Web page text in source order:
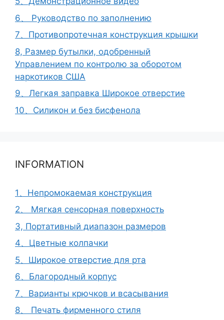
6、 Руководство по заполнению
7、Противопротечная конструкция крышки
8, Размер бутылки, одобренный
Управлением по контролю за оборотом
наркотиков США
9、Легкая заправка Широкое отверстие
10、Силикон и без бисфенола
INFORMATION
1、Непромокаемая конструкция
2、 Мягкая сенсорная поверхность
3, Портативный диапазон размеров
4、Цветные колпачки
5、Широкое отверстие для рта
6、Благородный корпус
7、Варианты крючков и всасывания
8、 Печать фирменного стиля